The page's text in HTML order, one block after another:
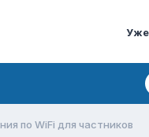
Уже
по WiFi для частников